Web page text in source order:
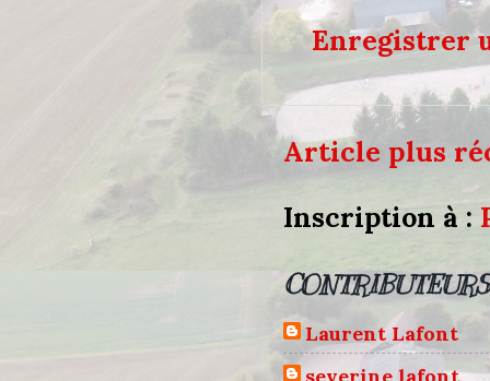
Enregistrer
Article plus
Inscription à :
CONTRIBUTEURS
Laurent Lafont